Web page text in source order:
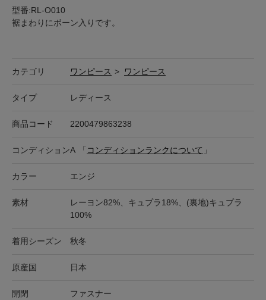
型番:RL-O010
裾まわりにボーン入りです。
カテゴリ ワンピース > ワンピース
タイプ レディース
商品コード 2200479863238
コンディションA 「 コンディションランクについて 」
カラー エンジ
素材
レーヨン82%、キュプラ18%、(裏地)キュプラ
100%
着用シーズン 秋冬
原産国 日本
開閉 ファスナー